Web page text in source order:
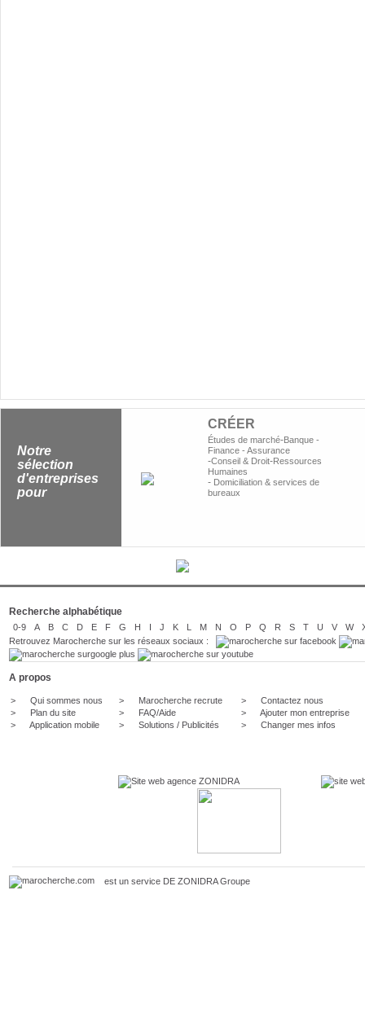
Notre
sélection
d'entreprises
pour
CRÉER
Études de marché-Banque -
Finance - Assurance
-Conseil & Droit-Ressources
Humaines
- Domiciliation & services de
bureaux
Recherche alphabétique
0-9 A B C D E F G H I J K L M N O P Q R S T U V W
Retrouvez Marocherche sur les réseaux sociaux :
A propos
> Qui sommes nous
> Plan du site
> Application mobile
> Marocherche recrute
>
FAQ/Aide
> Solutions / Publicités
> Contactez nous
> Ajouter mon entreprise
> Changer mes infos
est un service DE ZONIDRAGroupe